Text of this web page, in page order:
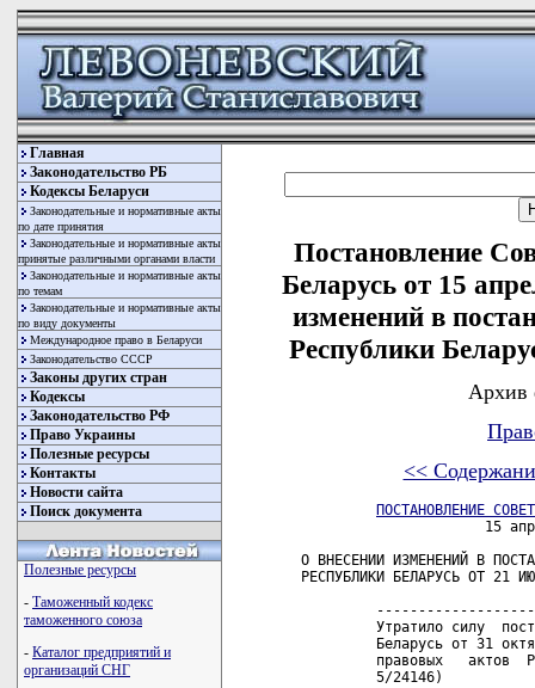
Главная
Законодательство РБ
Кодексы Беларуси
Законодательные и нормативные акты
по дате принятия
Законодательные и нормативные акты
принятые различными органами власти
Законодательные и нормативные акты
по темам
Законодательные и нормативные акты
по виду документы
Международное право в Беларуси
Законодательство СССР
Законы других стран
Кодексы
Законодательство РФ
Право Украины
Полезные ресурсы
Контакты
Новости сайта
Поиск документа
Полезные ресурсы
- Таможенный кодекс
таможенного союза
- Каталог предприятий и
организаций СНГ
Постановление
Беларусь от 15
изменений в
Республики
Архив
<<
ПОСТАНОВЛЕНИЕ
15
О ВНЕСЕНИИ ИЗМЕНЕНИЙ В
РЕСПУБЛИКИ БЕЛАРУСЬ ОТ 21
Утратило силу
Беларусь от 31
правовых   актов
         5/24146)